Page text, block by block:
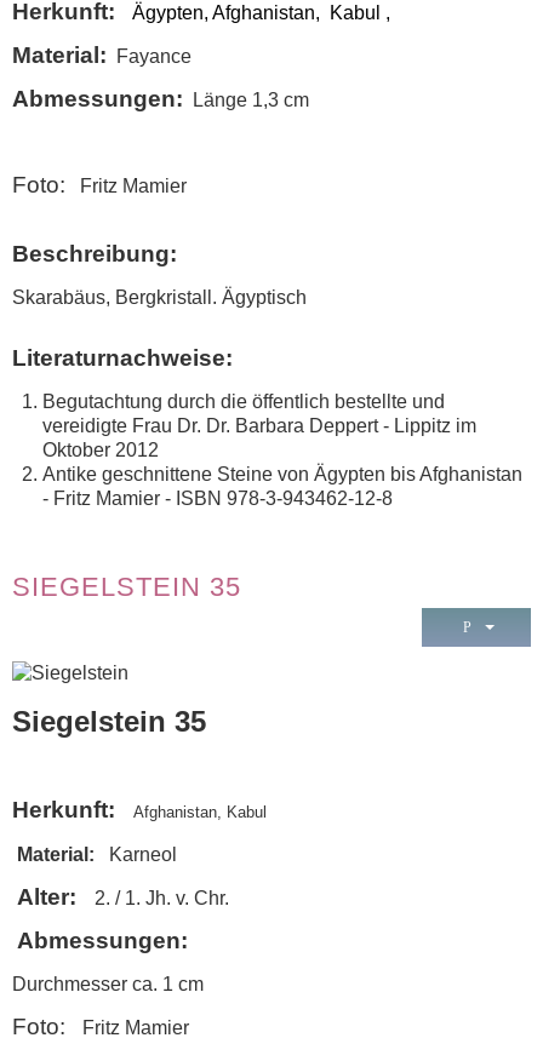
Herkunft: Ägypten, Afghanistan, Kabul ,
Material: Fayance
Abmessungen: Länge 1,3 cm
Foto: Fritz Mamier
Beschreibung:
Skarabäus, Bergkristall. Ägyptisch
Literaturnachweise:
Begutachtung durch die öffentlich bestellte und
vereidigte Frau Dr. Dr. Barbara Deppert - Lippitz im
Oktober 2012
Antike geschnittene Steine von Ägypten bis Afghanistan
- Fritz Mamier - ISBN 978-3-943462-12-8
SIEGELSTEIN 35
Siegelstein 35
Herkunft: Afghanistan, Kabul
Material: Karneol
Alter: 2. / 1. Jh. v. Chr.
Abmessungen:
Durchmesser ca. 1 cm
Foto: Fritz Mamier